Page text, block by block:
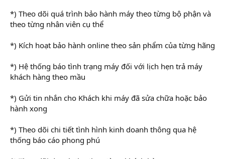
*) Theo dõi quá trình bảo hành máy theo từng bộ phận và
theo từng nhân viên cụ thể
*) Kích hoạt bảo hành online theo sản phẩm của từng hãng
*) Hệ thống báo tình trạng máy đối với lịch hẹn trả máy
khách hàng theo mầu
*) Gửi tin nhắn cho Khách khi máy đã sửa chữa hoặc bảo
hành xong
*) Theo dõi chi tiết tình hình kinh doanh thông qua hệ
thống báo cáo phong phú